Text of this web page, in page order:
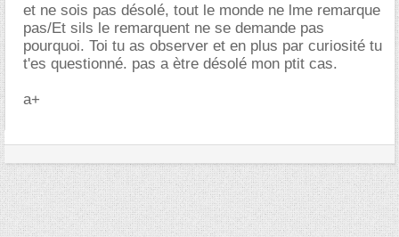
et ne sois pas désolé, tout le monde ne lme remarque
pas/Et sils le remarquent ne se demande pas
pourquoi. Toi tu as observer et en plus par curiosité tu
t'es questionné. pas a ètre désolé mon ptit cas.
a+